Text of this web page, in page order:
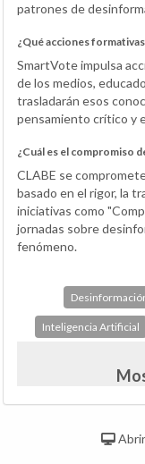
patrones de
¿Qué acciones
SmartVote impulsa
de los medios,
trasladarán esos
pensamiento crítico y
¿Cuál es el compromiso
CLABE se
basado en el rigor, la
iniciativas como
jornadas sobre
fenómeno.
Inteligencia Artificial
Abrir